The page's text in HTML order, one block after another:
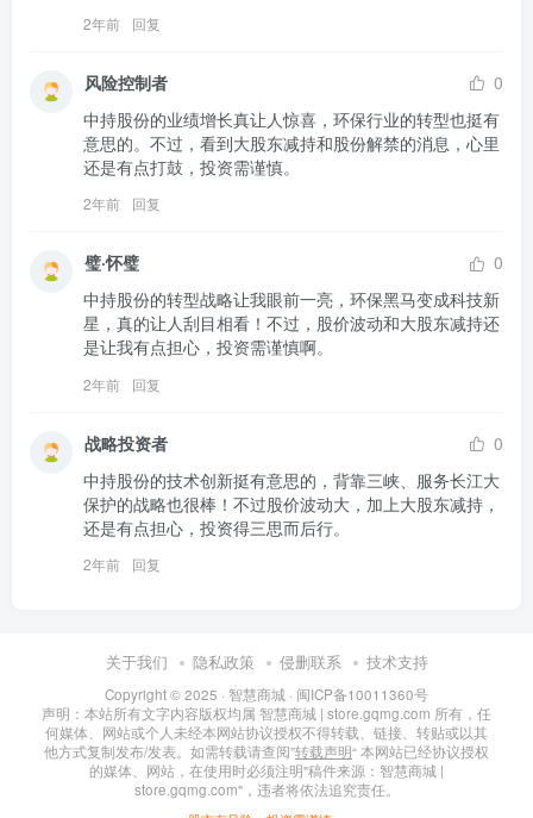
2年前 回复
风险控制者
0
中持股份的业绩增长真让人惊喜，环保行业的转型也挺有
意思的。不过，看到大股东减持和股份解禁的消息，心里
还是有点打鼓，投资需谨慎。
2年前 回复
璧·怀璧
0
中持股份的转型战略让我眼前一亮，环保黑马变成科技新
星，真的让人刮目相看！不过，股价波动和大股东减持还
是让我有点担心，投资需谨慎啊。
2年前 回复
战略投资者
0
中持股份的技术创新挺有意思的，背靠三峡、服务长江大
保护的战略也很棒！不过股价波动大，加上大股东减持，
还是有点担心，投资得三思而后行。
2年前 回复
关于我们 隐私政策 侵删联系 技术支持
Copyright © 2025 · 智慧商城 · 闽ICP备10011360号
声明：本站所有文字内容版权均属 智慧商城 | store.gqmg.com 所有，任
何媒体、网站或个人未经本网站协议授权不得转载、链接、转贴或以其
他方式复制发布/发表。如需转载请查阅”转载声明“ 本网站已经协议授权
的媒体、网站，在使用时必须注明"稿件来源：智慧商城 |
store.gqmg.com"，违者将依法追究责任。